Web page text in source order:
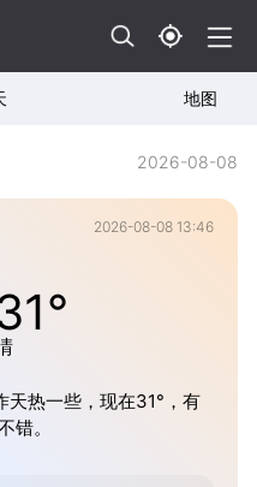
地图
2026-08-08
2026-08-08 13:46
天热一些，现在31°，有
错。